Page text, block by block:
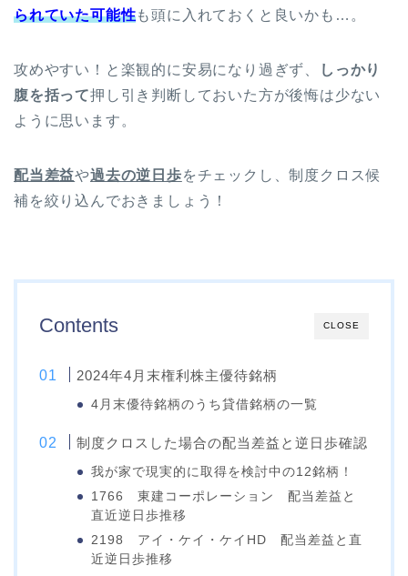
られていた可能性も頭に入れておくと良いかも…。
攻めやすい！と楽観的に安易になり過ぎず、
しっかり
腹を括って押し引き判断しておいた方が後悔は少ない
ように思います。
配当差益や過去の逆日歩をチェックし、制度クロス候
補を絞り込んでおきましょう！
CLOSE
Contents
2024年4月末権利株主優待銘柄
4月末優待銘柄のうち貸借銘柄の一覧
制度クロスした場合の配当差益と逆日歩確認
我が家で現実的に取得を検討中の12銘柄！
1766 東建コーポレーション 配当差益と
直近逆日歩推移
2198 アイ・ケイ・ケイHD 配当差益と直
近逆日歩推移